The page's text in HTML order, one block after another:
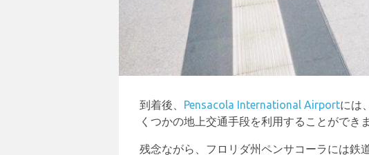
到着後、 Pensacola International Airportには
くつかの地上交通手段を利用することができま
残念ながら、フロリダ州ペンサコーラには鉄